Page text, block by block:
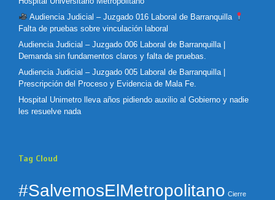
Audiencia Judicial – Juzgado 016 Laboral de Barranquilla
Falta de pruebas sobre vinculación laboral
Audiencia Judicial – Juzgado 006 Laboral de Barranquilla |
Demanda sin fundamentos claros y falta de pruebas.
Audiencia Judicial – Juzgado 005 Laboral de Barranquilla |
Prescripción del Proceso y Evidencia de Mala Fe.
Hospital Unimetro lleva años pidiendo auxilio al Gobierno y nadie
les resuelve nada
Tag Cloud
#SalvemosElMetropolitano Cierre